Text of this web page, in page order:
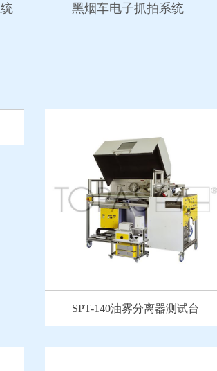
黑烟车电子抓拍系统
SPT-140油雾分离器测试台